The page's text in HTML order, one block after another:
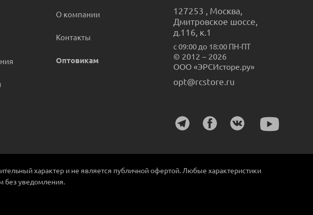
О компании
Контакты
Оптовикам
127253 Москва
Дмитровское шоссе,
д.116, к.1
с 09:00 до 18:00 ПН-ПТ
© 2012 – 2026
ООО «ЭРСИсторе.ру»
opt@rcstore.ru
характер и не является публичной офертой. Любые характеристики
без уведомления.